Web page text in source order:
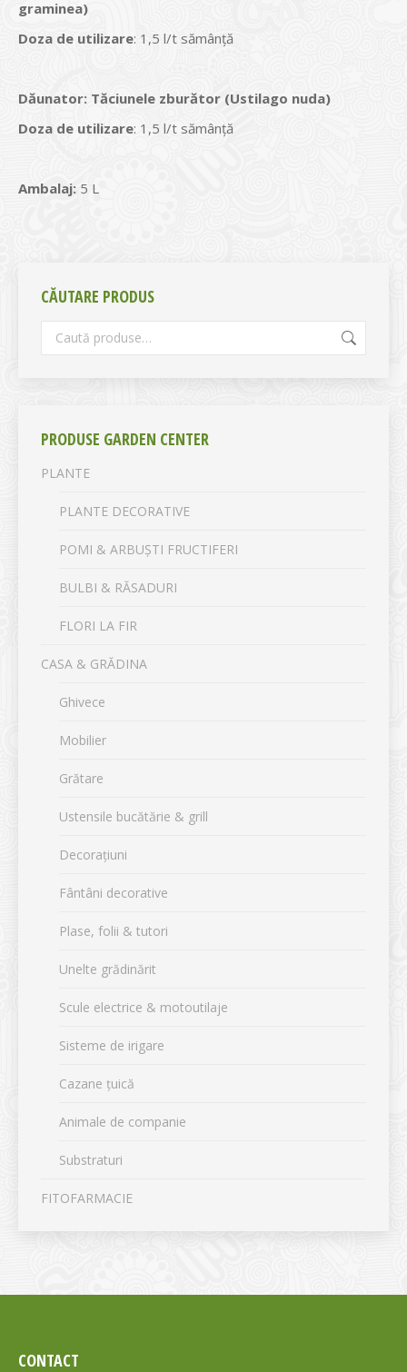
graminea)
Doza de utilizare: 1,5 l/t sămânţă
Dăunator: Tăciunele zburător (Ustilago nuda)
Doza de utilizare: 1,5 l/t sămânţă
Ambalaj: 5 L
CĂUTARE PRODUS
PRODUSE GARDEN CENTER
PLANTE
PLANTE DECORATIVE
POMI & ARBUȘTI FRUCTIFERI
BULBI & RĂSADURI
FLORI LA FIR
CASA & GRĂDINA
Ghivece
Mobilier
Grătare
Ustensile bucătărie & grill
Decorațiuni
Fântâni decorative
Plase, folii & tutori
Unelte grădinărit
Scule electrice & motoutilaje
Sisteme de irigare
Cazane țuică
Animale de companie
Substraturi
FITOFARMACIE
CONTACT